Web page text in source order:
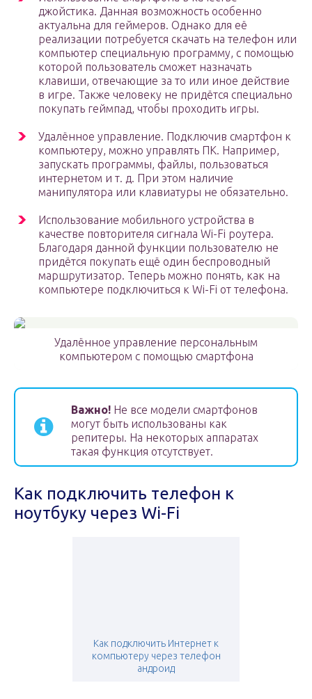
джойстика. Данная возможность особенно
актуальна для геймеров. Однако для её
реализации потребуется скачать на телефон или
компьютер специальную программу, с помощью
которой пользователь сможет назначать
клавиши, отвечающие за то или иное действие
в игре. Также человеку не придётся специально
покупать геймпад, чтобы проходить игры.
Удалённое управление. Подключив смартфон к
компьютеру, можно управлять ПК. Например,
запускать программы, файлы, пользоваться
интернетом и т. д. При этом наличие
манипулятора или клавиатуры не обязательно.
Использование мобильного устройства в
качестве повторителя сигнала Wi-Fi роутера.
Благодаря данной функции пользователю не
придётся покупать ещё один беспроводный
маршрутизатор. Теперь можно понять, как на
компьютере подключиться к Wi-Fi от телефона.
Удалённое управление персональным
компьютером с помощью смартфона
Важно! Не все модели смартфонов
могут быть использованы как
репитеры. На некоторых аппаратах
такая функция отсутствует.
Как подключить телефон к
ноутбуку через Wi-Fi
Как подключить Интернет к
компьютеру через телефон
андроид